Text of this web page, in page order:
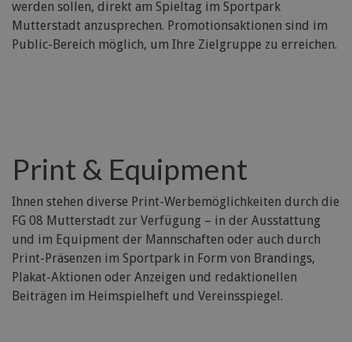
werden sollen, direkt am Spieltag im Sportpark
Mutterstadt anzusprechen. Promotionsaktionen sind im
Public-Bereich möglich, um Ihre Zielgruppe zu erreichen.
Print & Equipment
Ihnen stehen diverse Print-Werbemöglichkeiten durch die
FG 08 Mutterstadt zur Verfügung – in der Ausstattung
und im Equipment der Mannschaften oder auch durch
Print-Präsenzen im Sportpark in Form von Brandings,
Plakat-Aktionen oder Anzeigen und redaktionellen
Beiträgen im Heimspielheft und Vereinsspiegel.